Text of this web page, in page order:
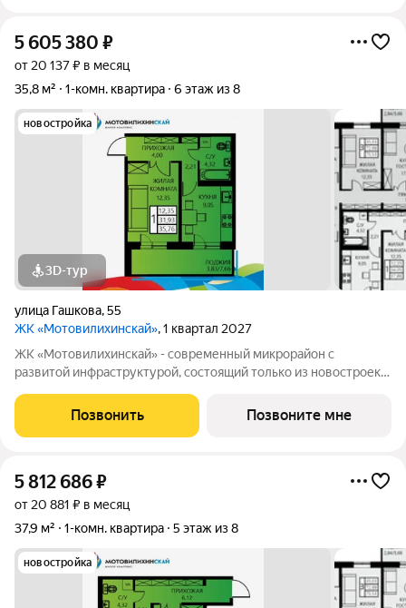
5 605 380 ₽
от 20 137 ₽ в месяц
35,8 м²
1-комн. квартира 6 этаж из 8
новостройка
3D-тур
улица Гашкова,55
ЖК «Мотовилихинскай», 1 квартал 2027
ЖК «Мотовилихинскай» - современный микрорайон с
развитой инфраструктурой, состоящий только из новостроек.
кварталами на территории 22 Га 1. Сочетание проверенных
технологий строительства с современными
Позвонить Позвоните мне
5 812 686₽
от 20 881 ₽ в месяц
37,9 м²
1-комн. квартира 5 этаж из 8
новостройка